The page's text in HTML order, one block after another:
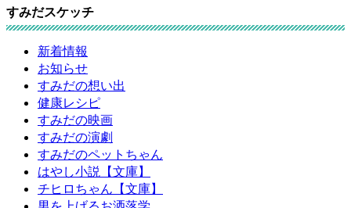
すみだスケッチ
新着情報
お知らせ
すみだの想い出
健康レシピ
すみだの映画
すみだの演劇
すみだのペットちゃん
はやし小説【文庫】
チヒロちゃん【文庫】